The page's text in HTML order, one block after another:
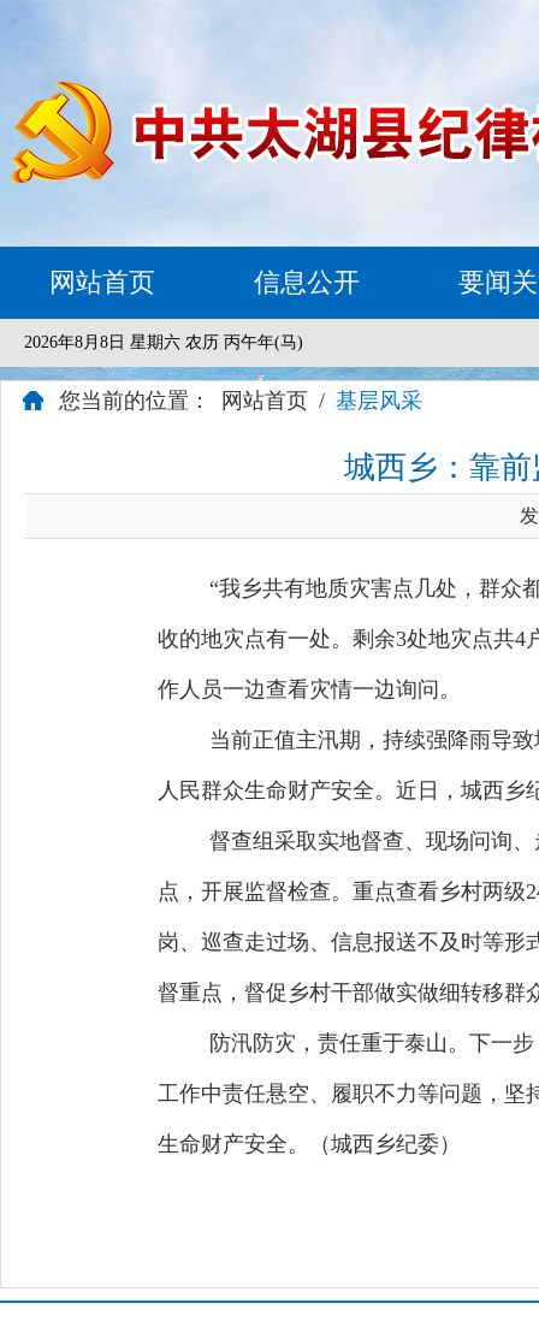
网站首页 信息公开 要闻
2026年8月8日 星期六 农历 丙午年(马)
您当前的位置： 网站首页 / 基层风采
城西乡：靠
“我乡共有地质灾害点几处，群众
收的地灾点有一处。剩余3处地灾点共4
作人员一边查看灾情一边询问。
当前正值主汛期，持续强降雨导
人民群众生命财产安全。近日，城西乡
督查组采取实地督查、现场问询
点，开展监督检查。重点查看乡村两
岗、巡查走过场、信息报送不及时等
督重点，督促乡村干部做实做细转移群
防汛防灾，责任重于泰山。下一
工作中责任悬空、履职不力等问题，坚
生命财产安全。（城西乡纪委）